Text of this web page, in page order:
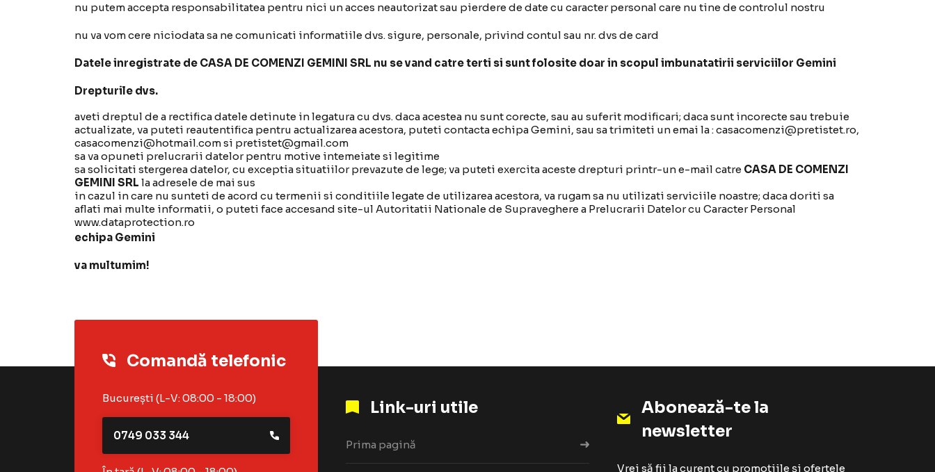
nu putem accepta responsabilitatea pentru nici un acces neautorizat sau pierdere de date cu caracter personal care nu tine de controlul nostru
nu va vom cere niciodata sa ne comunicati informatiile dvs. sigure, personale, privind contul sau nr. dvs de card
Datele inregistrate de CASA DE COMENZI GEMINI SRL nu se vand catre terti si sunt folosite doar in scopul imbunatatirii serviciilor Gemini
Drepturile dvs.
aveti dreptul de a rectifica datele detinute in legatura cu dvs. daca acestea nu sunt corecte, sau au suferit modificari; daca sunt incorecte sau trebuie
actualizate, va puteti reautentifica pentru actualizarea acestora, puteti contacta echipa Gemini, sau sa trimiteti un emai la : casacomenzi@pretistet.ro,
casacomenzi@hotmail.com si pretistet@gmail.com
sa va opuneti prelucrarii datelor pentru motive intemeiate si legitime
sa solicitati stergerea datelor, cu exceptia situatiilor prevazute de lege; va puteti exercita aceste drepturi printr-un e-mail catre CASA DE COMENZI
GEMINI SRL la adresele de mai sus
in cazul in care nu sunteti de acord cu termenii si conditiile legate de utilizarea acestora, va rugam sa nu utilizati serviciile noastre; daca doriti sa
aflati mai multe informatii, o puteti face accesand site-ul Autoritatii Nationale de Supraveghere a Prelucrarii Datelor cu Caracter Personal
www.dataprotection.ro
echipa Gemini
va multumim!
Comandă telefonic
București (L-V: 08:00 - 18:00)
0749 033 344
Link-uri utile
Prima pagină
Abonează-te la
newsletter
Vrei să fii la curent cu promoțiile și ofertele